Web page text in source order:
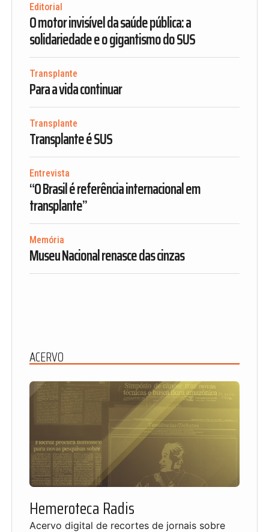
Editorial
O motor invisível da saúde pública: a
solidariedade e o gigantismo do SUS
Transplante
Para a vida continuar
Transplante
Transplante é SUS
Entrevista
“O Brasil é referência internacional em
transplante”
Memória
Museu Nacional renasce das cinzas
ACERVO
Hemeroteca Radis
Acervo digital de recortes de jornais sobre